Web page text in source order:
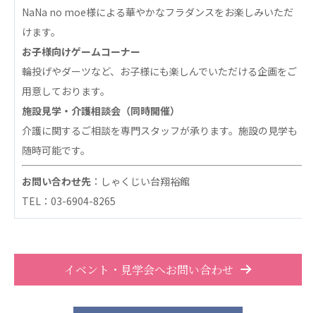
桂寿の郷
訪問看護ステーション秋桜
上桂の郷
教育（共に生きる仲間達）
学校法人明星学園 関東福祉専門学校
国際医療専門学校
明星幼稚園 志学会高等学校
特定非営利活動法人ファイアーレッズメディカルスポ
ーツクラブ
株式会社アジアメデカ元気事業団
NaNa no moe様による華やかなフラダンスをお楽しみいただ
けます。
お子様向けゲームコーナー
輪投げやダーツなど、お子様にも楽しんでいただける企画をご
用意しております。
施設見学・介護相談会（同時開催）
介護に関するご相談を専門スタッフが承ります。施設の見学も
随時可能です。
お問い合わせ先 ：しゃくじい台翔裕館
TEL：03-6904-8265
イベント・見学会へお問い合わせ